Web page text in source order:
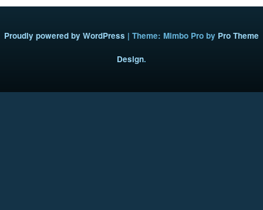
Proudly powered by WordPress | Theme: Mimbo Pro by Pro Theme
Design.